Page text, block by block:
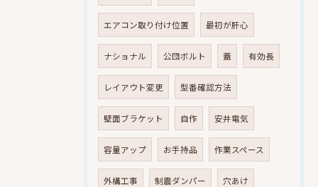
エアコン取り付け位置 最初が肝心
ナショナル 公団ボルト 蓋 有効長
レイアウト変更 型番確認方法
壁面ブラケット 自作 安井電気
容量アップ お手持品 作業スペース
外構工事 制震ダンパー 穴あけ